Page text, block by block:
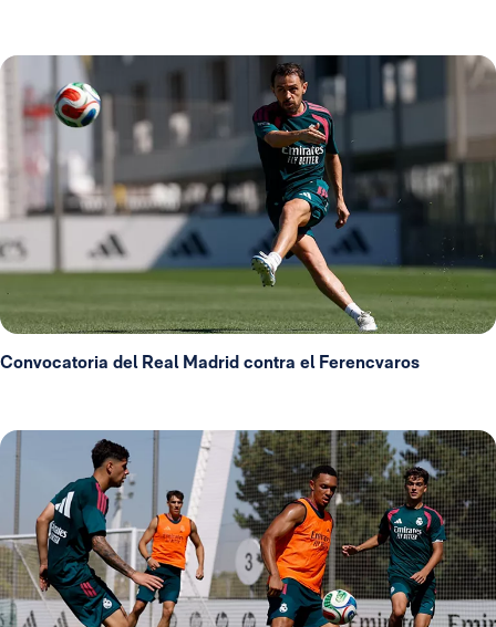
Convocatoria del Real Madrid contra el Ferencvaros